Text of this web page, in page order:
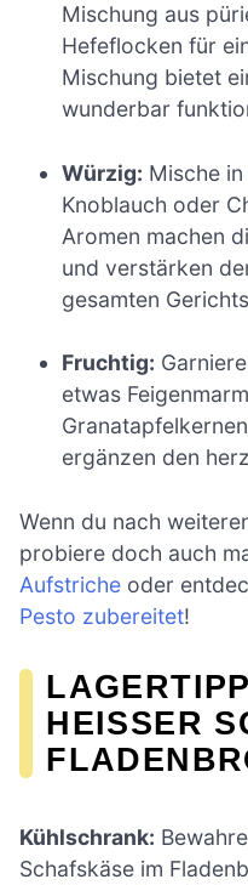
Mischung aus
Hefeflocken für
Mischung bietet
wunderbar
Würzig: Mische
Knoblauch oder
Aromen machen
und verstärken
gesamten
Fruchtig:
etwas
ergänzen den
Wenn du nach
probiere doch auch
Aufstriche oder
Pesto zubereitet!
HEISSER
Kühlschrank:
Schafskäse im